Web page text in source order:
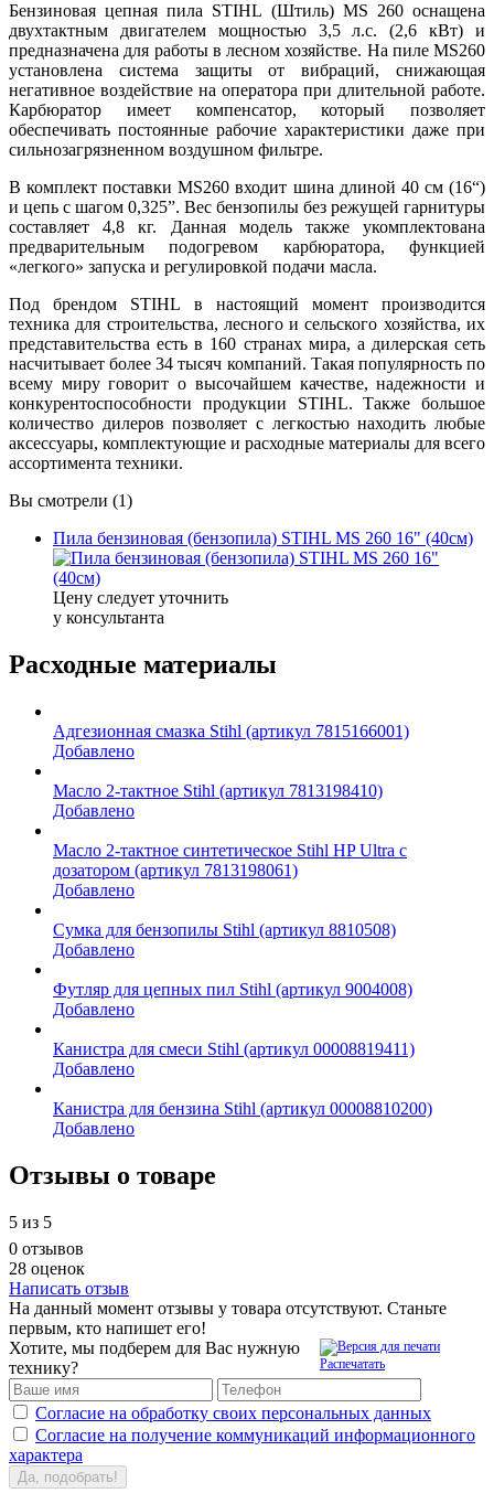
Бензиновая цепная пила STIHL (Штиль) MS 260 оснащена
двухтактным двигателем мощностью 3,5 л.с. (2,6 кВт) и
предназначена для работы в лесном хозяйстве. На пиле MS260
установлена система защиты от вибраций, снижающая
негативное воздействие на оператора при длительной работе.
Карбюратор имеет компенсатор, который позволяет
обеспечивать постоянные рабочие характеристики даже при
сильнозагрязненном воздушном фильтре.
В комплект поставки MS260 входит шина длиной 40 см (16“)
и цепь с шагом 0,325”. Вес бензопилы без режущей гарнитуры
составляет 4,8 кг. Данная модель также укомплектована
предварительным подогревом карбюратора, функцией
«легкого» запуска и регулировкой подачи масла.
Под брендом STIHL в настоящий момент производится
техника для строительства, лесного и сельского хозяйства, их
представительства есть в 160 странах мира, а дилерская сеть
насчитывает более 34 тысяч компаний. Такая популярность по
всему миру говорит о высочайшем качестве, надежности и
конкурентоспособности продукции STIHL. Также большое
количество дилеров позволяет с легкостью находить любые
аксессуары, комплектующие и расходные материалы для всего
ассортимента техники.
Вы смотрели (1)
Пила бензиновая (бензопила) STIHL MS 260 16" (40см)
Цену следует уточнить
у консультанта
Расходные материалы
Адгезионная смазка Stihl (артикул 7815166001)
Добавлено
Масло 2-тактное Stihl (артикул 7813198410)
Добавлено
Масло 2-тактное синтетическое Stihl HP Ultra c
дозатором (артикул 7813198061)
Добавлено
Сумка для бензопилы Stihl (артикул 8810508)
Добавлено
Футляр для цепных пил Stihl (артикул 9004008)
Добавлено
Канистра для смеси Stihl (артикул 00008819411)
Добавлено
Канистра для бензина Stihl (артикул 00008810200)
Добавлено
Отзывы о товаре
5 из 5
0 отзывов
28 оценок
Написать отзыв
На данный момент отзывы у товара отсутствуют. Станьте
первым, кто напишет его!
Распечатать
Хотите, мы подберем для Вас нужную
технику?
Согласие на обработку своих персональных данных
Согласие на получение коммуникаций информационного
характера
Да, подобрать!